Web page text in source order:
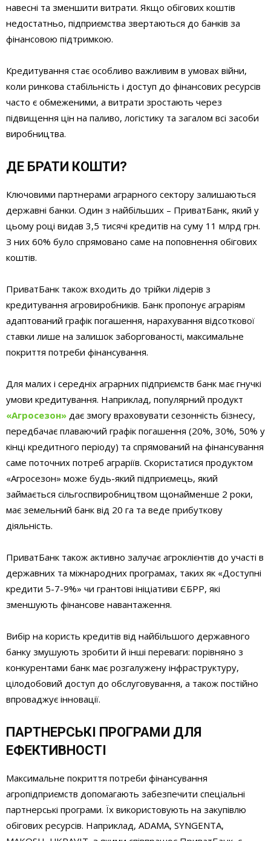
навесні та зменшити витрати. Якщо обігових коштів
недостатньо, підприємства звертаються до банків за
фінансовою підтримкою.
Кредитування стає особливо важливим в умовах війни,
коли ринкова стабільність і доступ до фінансових ресурсів
часто є обмеженими, а витрати зростають через
підвищення цін на паливо, логістику та загалом всі засоби
виробництва.
ДЕ БРАТИ КОШТИ?
Ключовими партнерами аграрного сектору залишаються
державні банки. Один з найбільших – ПриватБанк, який у
цьому році видав 3,5 тисячі кредитів на суму 11 млрд грн.
З них 60% було спрямовано саме на поповнення обігових
коштів.
ПриватБанк також входить до трійки лідерів з
кредитування агровиробників. Банк пропонує аграріям
адаптований графік погашення, нарахування відсоткової
ставки лише на залишок заборгованості, максимальне
покриття потреби фінансування.
Для малих і середніх аграрних підприємств банк має гнучкі
умови кредитування. Наприклад, популярний продукт
«Агросезон» дає змогу враховувати сезонність бізнесу,
передбачає плаваючий графік погашення (20%, 30%, 50% у
кінці кредитного періоду) та спрямований на фінансування
саме поточних потреб аграріїв. Скористатися продуктом
«Агросезон» може будь-який підприємець, який
займається сільгоспвиробництвом щонайменше 2 роки,
має земельний банк від 20 га та веде прибуткову
діяльність.
ПриватБанк також активно залучає агроклієнтів до участі в
державних та міжнародних програмах, таких як «Доступні
кредити 5-7-9%» чи грантові ініціативи ЄБРР, які
зменшують фінансове навантаження.
Вибір на користь кредитів від найбільшого державного
банку змушують зробити й інші переваги: порівняно з
конкурентами банк має розгалужену інфраструктуру,
цілодобовий доступ до обслуговування, а також постійно
впроваджує інновації.
ПАРТНЕРСЬКІ ПРОГРАМИ ДЛЯ
ЕФЕКТИВНОСТІ
Максимальне покриття потреби фінансування
агропідприємств допомагають забезпечити спеціальні
партнерські програми. Їх використовують на закупівлю
обігових ресурсів. Наприклад, ADAMA, SYNGENTA,